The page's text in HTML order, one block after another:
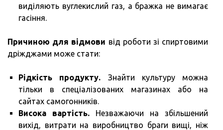
виділяють вуглекислий газ, а бражка не вимагає
гасіння.
Причиною для відмови від роботи зі спиртовими
дріжджами може стати:
Рідкість продукту. Знайти культуру можна
тільки в спеціалізованих магазинах або на
сайтах самогонників.
Висока вартість. Незважаючи на збільшений
вихід, витрати на виробництво браги вищі, ніж